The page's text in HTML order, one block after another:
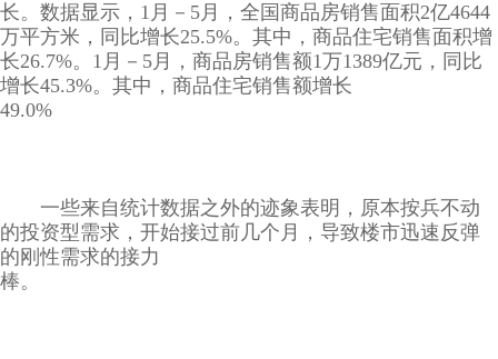
长。数据显示，1月－5月，全国商品房销售面积2亿4644
万平方米，同比增长25.5%。其中，商品住宅销售面积增
长26.7%。1月－5月，商品房销售额1万1389亿元，同比
增长45.3%。其中，商品住宅销售额增长
49.0%
一些来自统计数据之外的迹象表明，原本按兵不动
的投资型需求，开始接过前几个月，导致楼市迅速反弹
的刚性需求的接力
棒。